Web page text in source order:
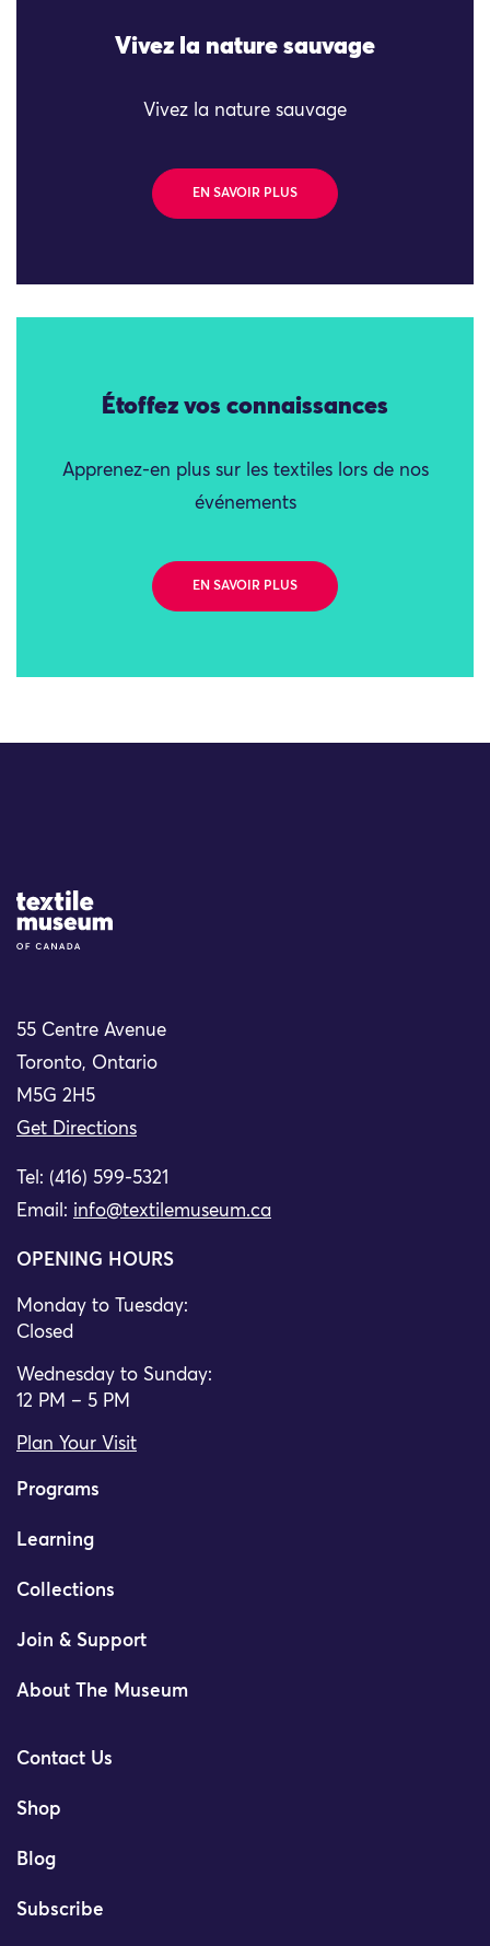
Vivez la nature sauvage
Vivez la nature sauvage
EN SAVOIR PLUS
Étoffez vos connaissances
Apprenez-en plus sur les textiles lors de nos
événements
EN SAVOIR PLUS
Site Logo
55 Centre Avenue
Toronto, Ontario
M5G 2H5
Get Directions
Tel: (416) 599-5321
Email: info@textilemuseum.ca
OPENING HOURS
Monday to Tuesday:
Closed
Wednesday to Sunday:
12 PM – 5 PM
Plan Your Visit
Programs
Learning
Collections
Join & Support
About The Museum
Contact Us
Shop
Blog
Subscribe